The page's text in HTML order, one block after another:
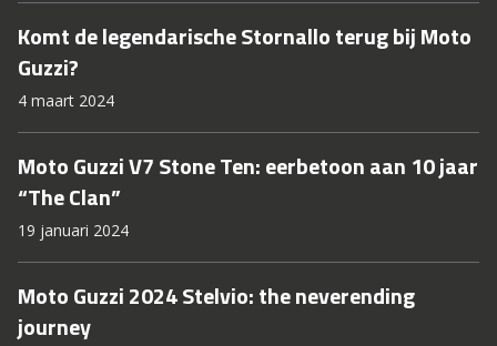
Komt de legendarische Stornallo terug bij Moto
Guzzi?
4 maart 2024
Moto Guzzi V7 Stone Ten: eerbetoon aan 10 jaar
“The Clan”
19 januari 2024
Moto Guzzi 2024 Stelvio: the neverending
journey